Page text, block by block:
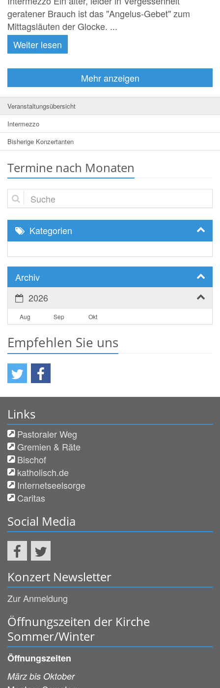
geratener Brauch ist das "Angelus-Gebet" zum
Mittagsläuten der Glocke. ...
Weiter lesen
Mehr anzeigen
Veranstaltungsübersicht
Intermezzo
Bisherige Konzertanten
Termine nach Monaten
Suche
Kategorien
Archiv
2026
Aug Sep Okt
Empfehlen Sie uns
Links
Pastoraler Weg
Gremien & Räte
Bischof
katholisch.de
Internetseelsorge
Caritas
Social Media
Konzert Newsletter
Zur Anmeldung
Öffnungszeiten der Kirche
Sommer/Winter
Öffnungszeiten
März bis Oktober